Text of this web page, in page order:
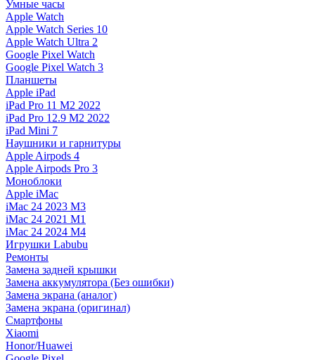
Умные часы
Apple Watch
Apple Watch Series 10
Apple Watch Ultra 2
Google Pixel Watch
Google Pixel Watch 3
Планшеты
Apple iPad
iPad Pro 11 M2 2022
iPad Pro 12.9 M2 2022
iPad Mini 7
Наушники и гарнитуры
Apple Airpods 4
Apple Airpods Pro 3
Моноблоки
Apple iMac
iMac 24 2023 M3
iMac 24 2021 M1
iMac 24 2024 M4
Игрушки Labubu
Ремонты
Замена задней крышки
Замена аккумулятора (Без ошибки)
Замена экрана (аналог)
Замена экрана (оригинал)
Смартфоны
Xiaomi
Honor/Huawei